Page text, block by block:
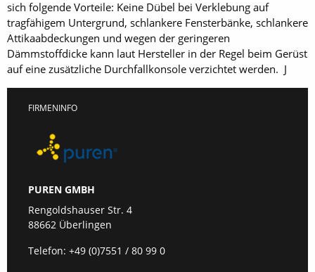
sich folgende Vorteile: Keine Dübel bei Verklebung auf
tragfähigem Untergrund, schlankere Fensterbänke, schlankere
Attikaabdeckungen und wegen der geringeren
Dämmstoffdicke kann laut Hersteller in der Regel beim Gerüst
auf eine zusätzliche Durchfallkonsole verzichtet werden. J
FIRMENINFO
PUREN GMBH
Rengoldshauser Str. 4
88662 Überlingen
Telefon: +49 (0)7551 / 80 99 0